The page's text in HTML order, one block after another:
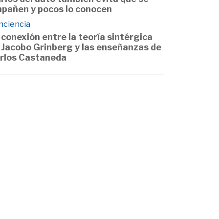
y pocos lo conocen
conexión entre la teoría sintérgica
Jacobo Grinberg y las enseñanzas de
Castaneda